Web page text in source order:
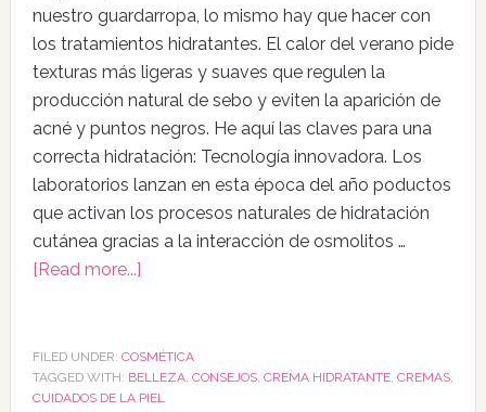
nuestro guardarropa, lo mismo hay que hacer con
los tratamientos hidratantes. El calor del verano pide
texturas más ligeras y suaves que regulen la
producción natural de sebo y eviten la aparición de
acné y puntos negros. He aquí las claves para una
correcta hidratación: Tecnología innovadora. Los
laboratorios lanzan en esta época del año poductos
que activan los procesos naturales de hidratación
cutánea gracias a la interacción de osmolitos …
[Read more...]
FILED UNDER: COSMÉTICA
TAGGED WITH: BELLEZA, CONSEJOS, CREMA HIDRATANTE, CREMAS,
CUIDADOS DE LA PIEL